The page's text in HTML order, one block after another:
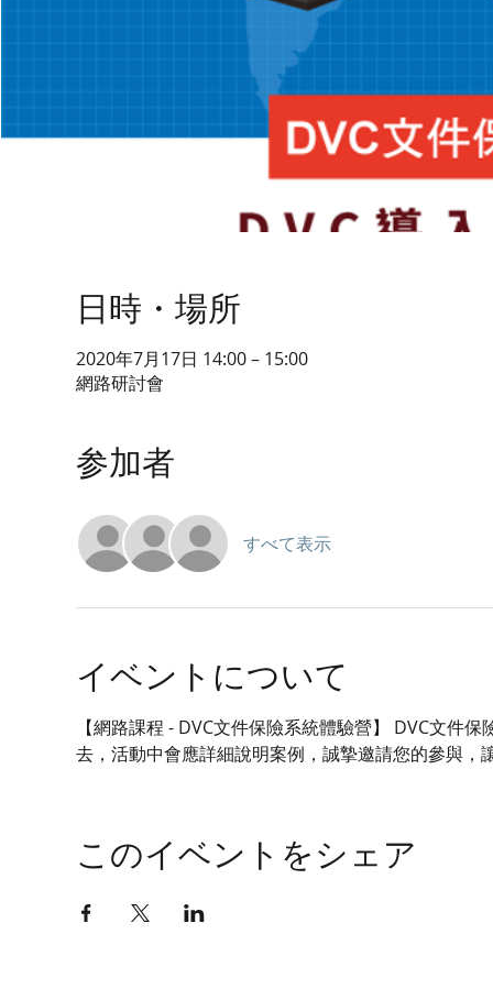
日時・場所
2020年7月17日 14:00 – 15:00
網路研討會
参加者
すべて表示
イベントについて
【網路課程 - DVC文件保險系統體驗營】 DVC文件
去，活動中會應詳細說明案例，誠摯邀請您的參與，
このイベントをシェア